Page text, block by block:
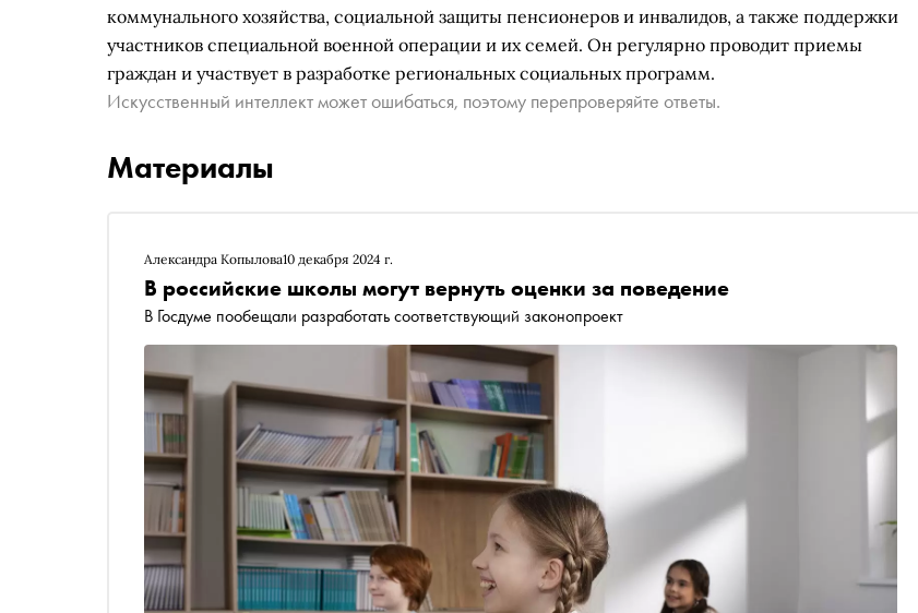
коммунального хозяйства, социальной защиты пенсионеров и инвалидов, а также поддержки
участников специальной военной операции и их семей. Он регулярно проводит приемы
граждан и участвует в разработке региональных социальных программ.
Искусственный интеллект может ошибаться, поэтому перепроверяйте ответы.
Материалы
Александра Копылова10 декабря 2024 г.
В российские школы могут вернуть оценки за поведение
В Госдуме пообещали разработать соответствующий законопроект